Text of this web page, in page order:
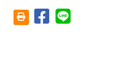
友善列印(另開視窗)
分享至臉書分享至 Line